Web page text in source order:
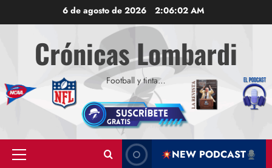
al
contenido
6 de agosto de 2026 2:06:03 AM
Crónicas Lombardi
Football y tinta…
Menú
NEW PODCAST